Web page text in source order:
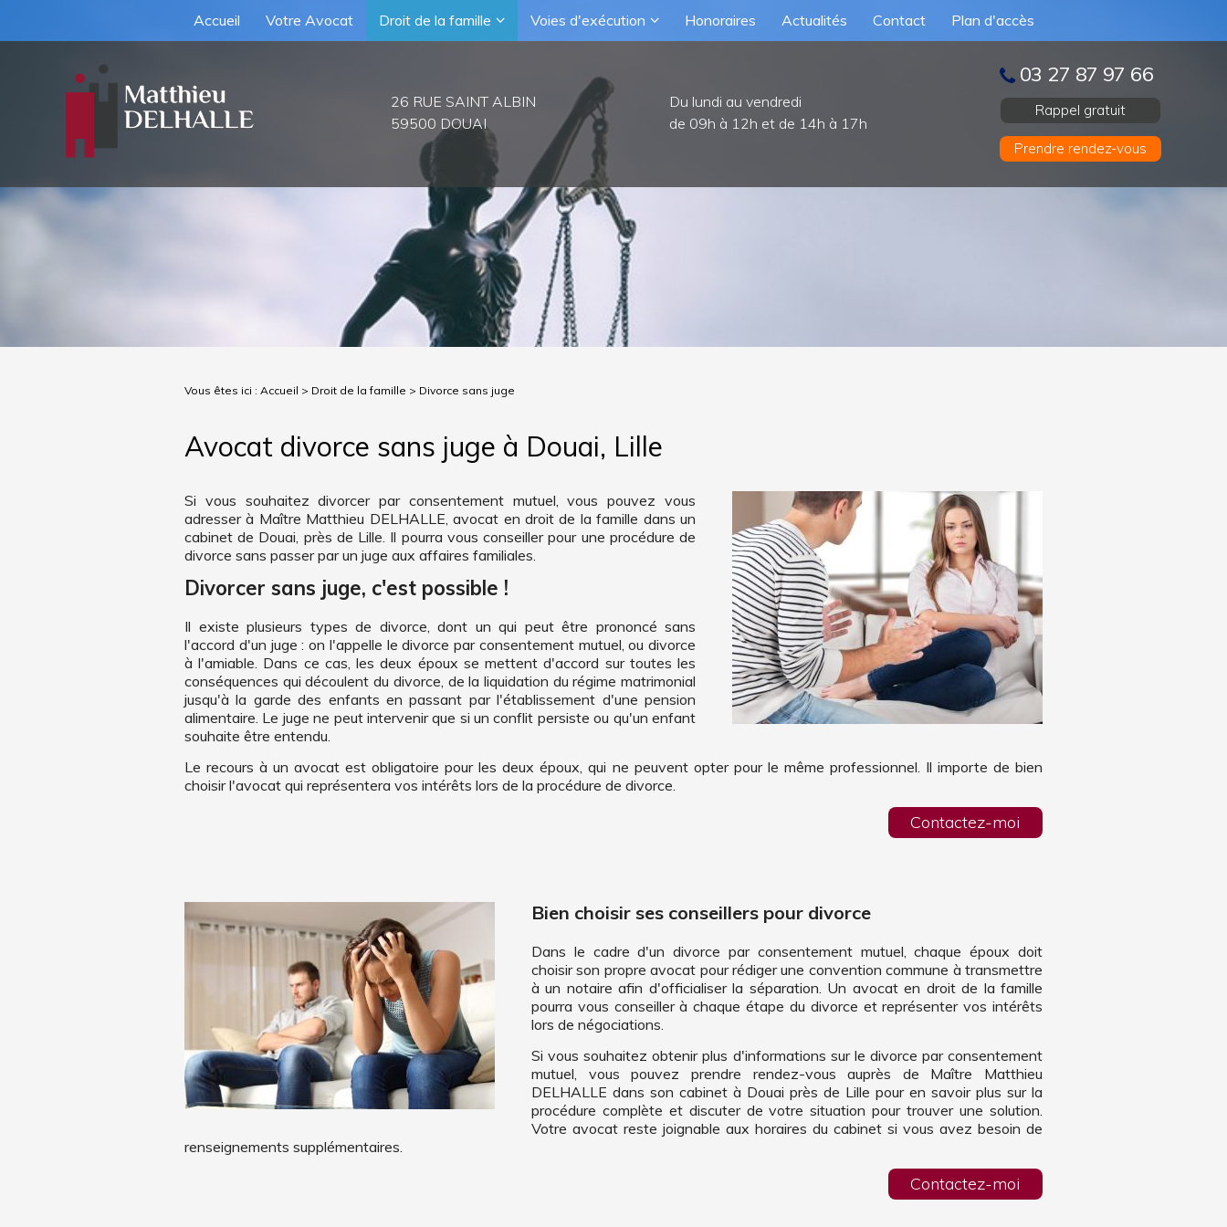
Accueil Votre Avocat Droit de la famille Voies d'exécution Honoraires Actualités Contact Plan d'accès
26 RUE SAINT ALBIN
59500 DOUAI
Du lundi au vendredi
de 09h à 12h et de 14h à 17h
03 27 87 97 66
Rappel gratuit
Prendre rendez-vous
Vous êtes ici : Accueil > Droit de la famille > Divorce sans juge
Avocat divorce sans juge à Douai, Lille
Si vous souhaitez divorcer par consentement mutuel, vous pouvez vous
adresser à Maître Matthieu DELHALLE, avocat en droit de la famille dans un
cabinet de Douai, près de Lille. Il pourra vous conseiller pour une procédure de
divorce sans passer par un juge aux affaires familiales.
Divorcer sans juge, c'est possible !
Il existe plusieurs types de divorce, dont un qui peut être prononcé sans
l'accord d'un juge : on l'appelle le divorce par consentement mutuel, ou divorce
à l'amiable. Dans ce cas, les deux époux se mettent d'accord sur toutes les
conséquences qui découlent du divorce, de la liquidation du régime matrimonial
jusqu'à la garde des enfants en passant par l'établissement d'une pension
alimentaire. Le juge ne peut intervenir que si un conflit persiste ou qu'un enfant
souhaite être entendu.
Le recours à un avocat est obligatoire pour les deux époux, qui ne peuvent opter pour le même professionnel. Il importe de bien
choisir l'avocat qui représentera vos intérêts lors de la procédure de divorce.
Contactez-moi
Bien choisir ses conseillers pour divorce
Dans le cadre d'un divorce par consentement mutuel, chaque époux doit
choisir son propre avocat pour rédiger une convention commune à transmettre
à un notaire afin d'officialiser la séparation. Un avocat en droit de la famille
pourra vous conseiller à chaque étape du divorce et représenter vos intérêts
lors de négociations.
Si vous souhaitez obtenir plus d'informations sur le divorce par consentement
mutuel, vous pouvez prendre rendez-vous auprès de Maître Matthieu
DELHALLE dans son cabinet à Douai près de Lille pour en savoir plus sur la
procédure complète et discuter de votre situation pour trouver une solution.
Votre avocat reste joignable aux horaires du cabinet si vous avez besoin de
renseignements supplémentaires.
Contactez-moi